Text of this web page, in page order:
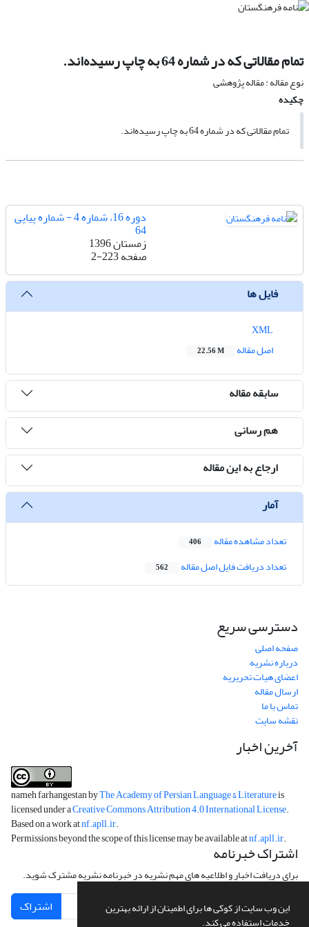
این وب سایت از کوکی ها برای اطمینان از ارائه بهترین
خدمات استفاده می کند.
تمام مقالاتی که در شماره 64 به چاپ رسیده‌اند.
نوع مقاله : مقاله پژوهشی
چکیده
تمام مقالاتی که در شماره 64 به چاپ رسیده‌اند.
دوره 16، شماره 4 - شماره پیاپی
64
زمستان 1396
صفحه2-223
فایل ها
اصل مقاله
22.56 M
سابقه مقاله
هم رسانی
ارجاع به این مقاله
آمار
تعداد مشاهده مقاله 406
تعداد دریافت فایل اصل مقاله 562
دسترسی سریع
صفحه اصلی
درباره نشریه
اعضای هیات تحریریه
ارسال مقاله
تماس با ما
نقشه سایت
آخرین اخبار
nameh farhangestan byThe Academy of Persian Language & Literatureis
licensed under aCreative Commons Attribution 4.0 International License.
Based on a work atnf.apll.ir.
Permissions beyond the scope of this license may be available atnf.apll.ir.
اشتراک خبرنامه
برای دریافت اخبار و اطلاعیه های مهم نشریه در خبرنامه نشریه مشترک شوید.
اشتراک